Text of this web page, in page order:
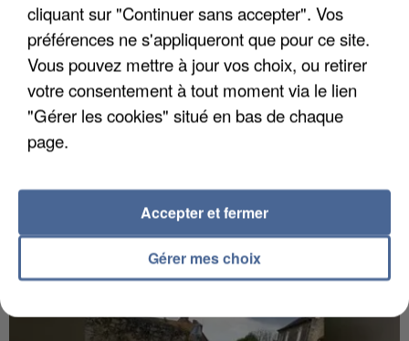
Gabriel Attal et Raphaël Glucksmann visés par des
Sollicité, Sébastien Lecornu annonce un "travail
commun" avec les partis à la rentrée.
cliquant sur "Continuer sans accepter". Vos
préférences ne s'appliqueront que pour ce site.
Vous pouvez mettre à jour vos choix, ou retirer
votre consentement à tout moment via le lien
"Gérer les cookies" situé en bas de chaque
page.
Gérer mes choix
Accepter et fermer